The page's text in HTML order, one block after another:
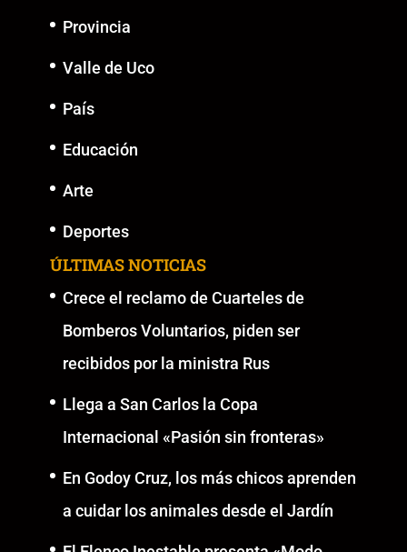
Provincia
Valle de Uco
País
Educación
Arte
Deportes
ÚLTIMAS NOTICIAS
Crece el reclamo de Cuarteles de
Bomberos Voluntarios, piden ser
recibidos por la ministra Rus
Llega a San Carlos la Copa
Internacional «Pasión sin fronteras»
En Godoy Cruz, los más chicos aprenden
a cuidar los animales desde el Jardín